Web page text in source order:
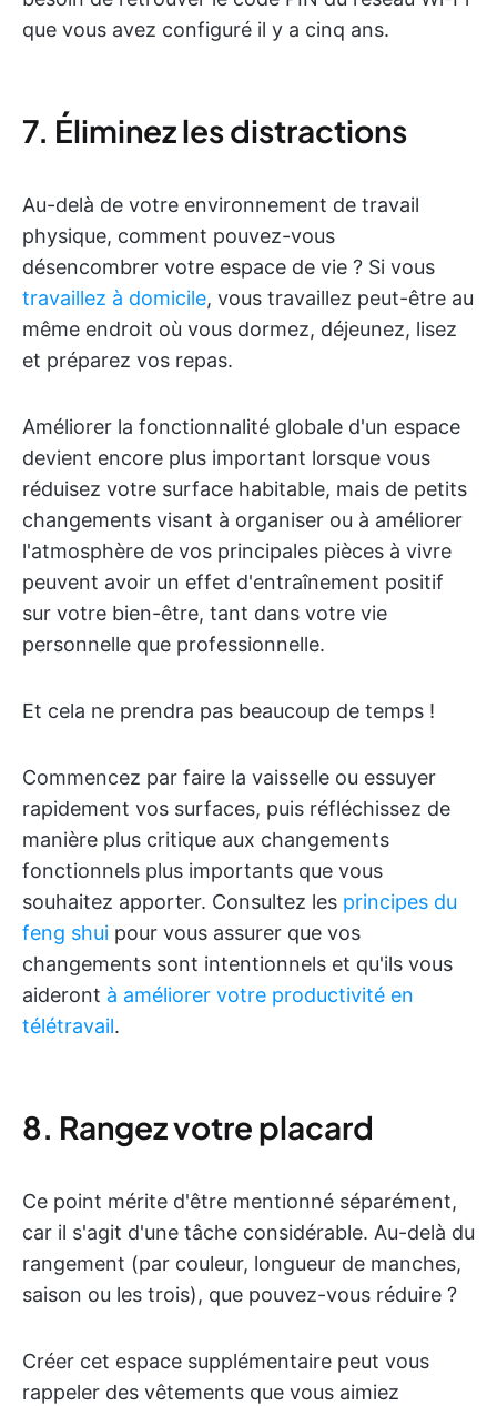
que vous avez configuré il y a cinq ans.
7. Éliminez les distractions
Au-delà de votre environnement de travail
physique, comment pouvez-vous
désencombrer votre espace de vie ? Si vous
travaillez à domicile, vous travaillez peut-être au
même endroit où vous dormez, déjeunez, lisez
et préparez vos repas.
Améliorer la fonctionnalité globale d'un espace
devient encore plus important lorsque vous
réduisez votre surface habitable, mais de petits
changements visant à organiser ou à améliorer
l'atmosphère de vos principales pièces à vivre
peuvent avoir un effet d'entraînement positif
sur votre bien-être, tant dans votre vie
personnelle que professionnelle.
Et cela ne prendra pas beaucoup de temps !
Commencez par faire la vaisselle ou essuyer
rapidement vos surfaces, puis réfléchissez de
manière plus critique aux changements
fonctionnels plus importants que vous
souhaitez apporter. Consultez les principes du
feng shui pour vous assurer que vos
changements sont intentionnels et qu'ils vous
aideront à améliorer votre productivité en
télétravail.
8. Rangez votre placard
Ce point mérite d'être mentionné séparément,
car il s'agit d'une tâche considérable. Au-delà du
rangement (par couleur, longueur de manches,
saison ou les trois), que pouvez-vous réduire ?
Créer cet espace supplémentaire peut vous
rappeler des vêtements que vous aimiez